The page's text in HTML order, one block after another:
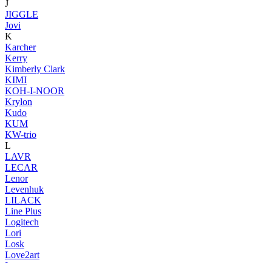
J
JIGGLE
Jovi
K
Karcher
Kerry
Kimberly Clark
KIMI
KOH-I-NOOR
Krylon
Kudo
KUM
KW-trio
L
LAVR
LECAR
Lenor
Levenhuk
LILACK
Line Plus
Logitech
Lori
Losk
Love2art